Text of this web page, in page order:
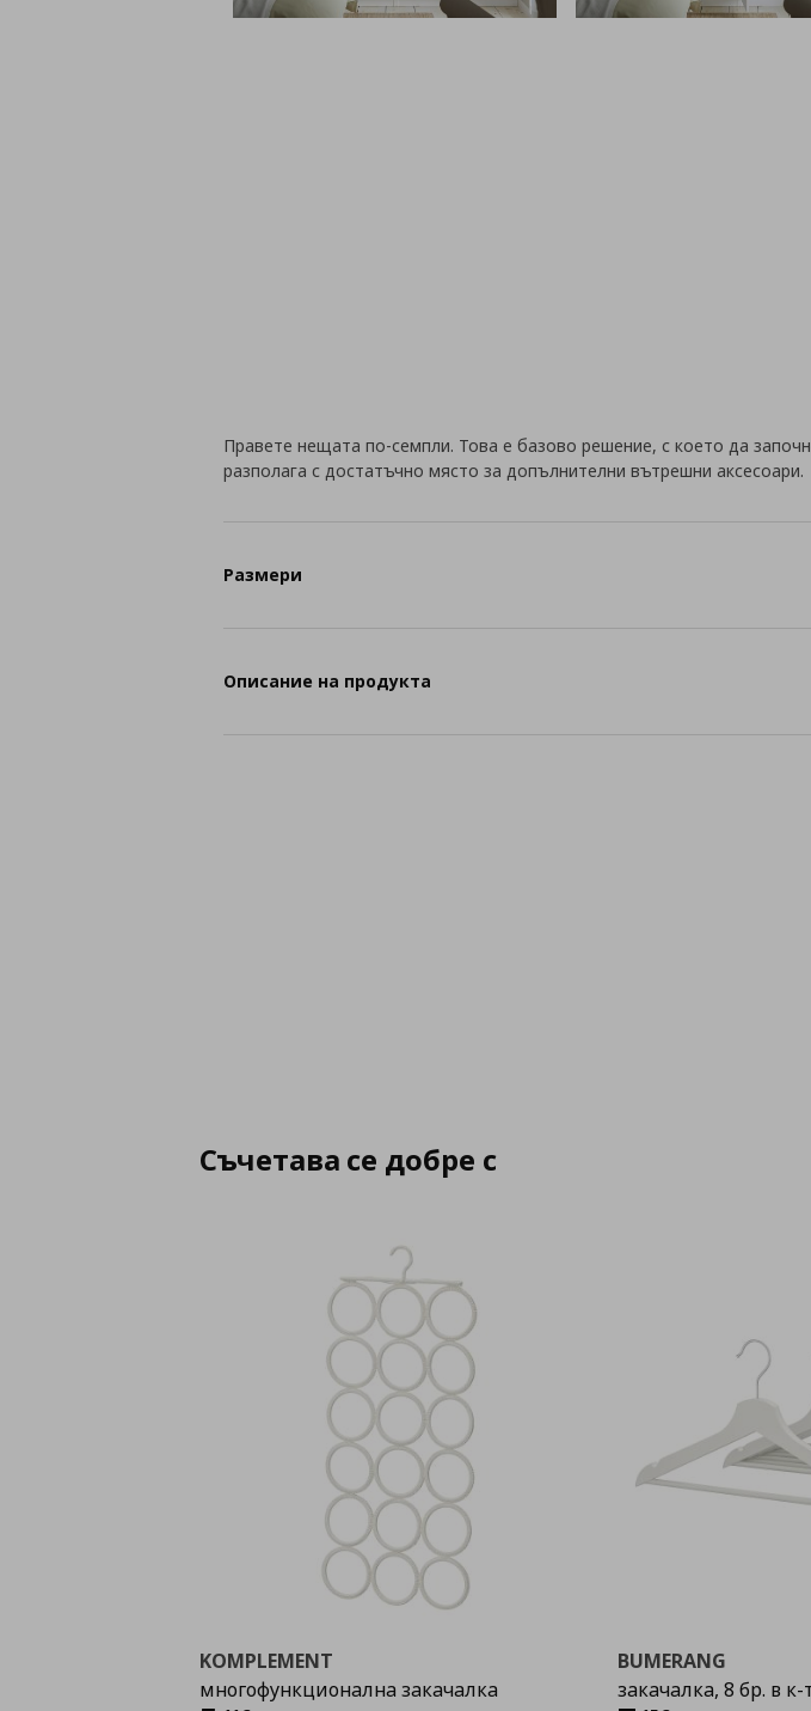
Правете нещата по-семпли. Това е базово решение, с което да
разполага с достатъчно място за допълнителни вътрешни аксесоари.
Размери
Описание на продукта
Съчетава се добре с
KOMPLEMENT
многофункционална закачалка
BUMERANG
закачалка, 8 бр. в к-